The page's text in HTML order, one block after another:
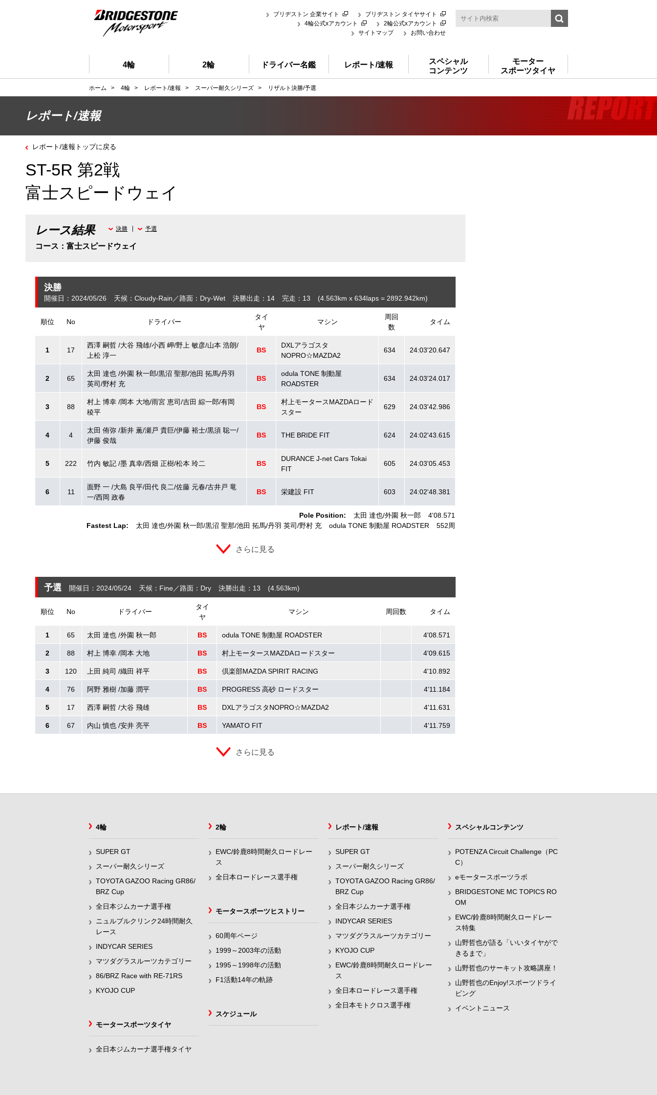
ブリヂストン 企業サイト
ブリヂストン タイヤサイト
4輪公式xアカウント
2輪公式xアカウント
サイトマップ
お問い合わせ
4輪 2輪 ドライバー名鑑 レポート/速報
スペシャル
コンテンツ
モーター
スポーツタイヤ
ホーム > 4輪 > レポート/速報 > スーパー耐久シリーズ > リザルト決勝/予選
レポート/速報
レポート/速報トップに戻る
ST-5R 第2戦
富士スピードウェイ
レース結果
コース：富士スピードウェイ
決勝 予選
決勝
開催日：2024/05/26 天候：Cloudy-Rain 路面：Dry-Wet 決勝出走：14 完走：13 (4.563km x 634laps = 2892.942km)
順位 No ドライバー
タイ
ヤ
マシン
周回
数
タイム
Pole Position: 太田 達也 外園 秋一郎
4'08.571
Fastest Lap:
太田 達也 外園 秋一郎 黒沼 聖那 池田 拓馬 丹羽 英司 野村 充 odula TONE 制動屋 ROADSTER 552周
1 17
西澤 嗣哲 /大谷 飛雄/小西 岬/野上 敏彦/山本 浩朗/
上松 淳一
BS
DXLアラゴスタ
NOPRO☆MAZDA2
634 24:03'20.647
2 65
太田 達也 /外園 秋一郎/黒沼 聖那/池田 拓馬/丹羽
英司/野村 充
BS
odula TONE 制動屋
ROADSTER
634 24:03'24.017
3 88
村上 博幸 /岡本 大地/雨宮 恵司/吉田 綜一郎/有岡
稜平
BS
村上モータースMAZDAロード
スター
629 24:03'42.986
4 4
太田 侑弥 /新井 薫/瀬戸 貴巨/伊藤 裕士/黒須 聡一/
伊藤 俊哉
BS THE BRIDE FIT 624 24:02'43.615
5 222 竹内 敏記 /墨 真幸/西畑 正樹/松本 玲二 BS
DURANCE J-net Cars Tokai
FIT
605 24:03'05.453
6 11
面野 一 /大島 良平/田代 良二/佐藤 元春/古井戸 竜
一/西岡 政春
BS 栄建設 FIT 603 24:02'48.381
さらに見る
予選 開催日：2024/05/24 天候：Fine 路面：Dry 決勝出走：13 (4.563km)
順位 No ドライバー
タイ
ヤ
マシン 周回数 タイム
1 65 太田 達也 /外園 秋一郎 BS odula TONE 制動屋 ROADSTER 4'08.571
2 88 村上 博幸 /岡本 大地 BS 村上モータースMAZDAロードスター 4'09.615
3 120 上田 純司 /織田 祥平 BS 倶楽部MAZDA SPIRIT RACING 4'10.892
4 76 阿野 雅樹 /加藤 潤平 BS PROGRESS 高砂 ロードスター 4'11.184
5 17 西澤 嗣哲 /大谷 飛雄 BS DXLアラゴスタNOPRO☆MAZDA2 4'11.631
6 67 内山 慎也 /安井 亮平 BS YAMATO FIT 4'11.759
さらに見る
4輪
SUPER GT
スーパー耐久シリーズ
TOYOTA GAZOO Racing GR86/
BRZ Cup
全日本ジムカーナ選手権
ニュルブルクリンク24時間耐久
レース
INDYCAR SERIES
マツダグラスルーツカテゴリー
86/BRZ Race with RE-71RS
KYOJO CUP
2輪
EWC/鈴鹿8時間耐久ロードレー
ス
全日本ロードレース選手権
レポート/速報
SUPER GT
スーパー耐久シリーズ
TOYOTA GAZOO Racing GR86/
BRZ Cup
全日本ジムカーナ選手権
INDYCAR SERIES
マツダグラスルーツカテゴリー
KYOJO CUP
EWC/鈴鹿8時間耐久ロードレー
ス
全日本ロードレース選手権
全日本モトクロス選手権
スペシャルコンテンツ
POTENZA Circuit Challenge（PC
C）
eモータースポーツラボ
BRIDGESTONE MC TOPICS RO
OM
EWC/鈴鹿8時間耐久ロードレー
ス特集
山野哲也が語る「いいタイヤがで
きるまで」
山野哲也のサーキット攻略講座！
山野哲也のEnjoy!スポーツドライ
ビング
イベントニュース
モータースポーツヒストリー
60周年ページ
1999～2003年の活動
1995～1998年の活動
F1活動14年の軌跡
スケジュール
モータースポーツタイヤ
全日本ジムカーナ選手権タイヤ